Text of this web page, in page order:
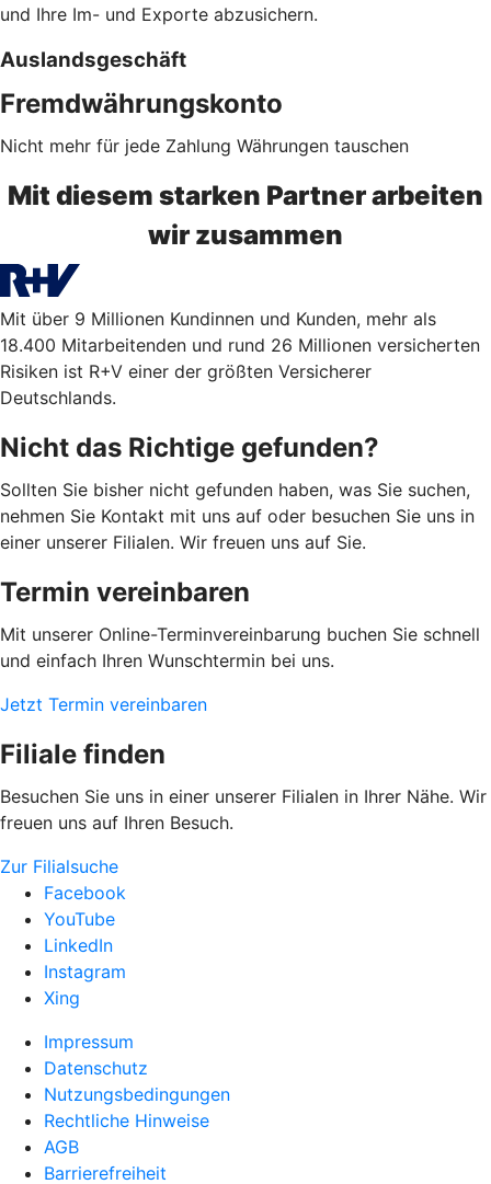
und Ihre Im- und Exporte abzusichern.
Auslandsgeschäft
Fremdwährungskonto
Nicht mehr für jede Zahlung Währungen tauschen
Mit diesem starken Partner arbeiten
wir zusammen
Mit über 9 Millionen Kundinnen und Kunden, mehr als
18.400 Mitarbeitenden und rund 26 Millionen versicherten
Risiken ist R+V einer der größten Versicherer
Deutschlands.
Nicht das Richtige gefunden?
Sollten Sie bisher nicht gefunden haben, was Sie suchen,
nehmen Sie Kontakt mit uns auf oder besuchen Sie uns in
einer unserer Filialen. Wir freuen uns auf Sie.
Termin vereinbaren
Mit unserer Online-Terminvereinbarung buchen Sie schnell
und einfach Ihren Wunschtermin bei uns.
Jetzt Termin vereinbaren
Filiale finden
Besuchen Sie uns in einer unserer Filialen in Ihrer Nähe. Wir
freuen uns auf Ihren Besuch.
Zur Filialsuche
Facebook
YouTube
LinkedIn
Instagram
Xing
Impressum
Datenschutz
Nutzungsbedingungen
Rechtliche Hinweise
AGB
Barrierefreiheit